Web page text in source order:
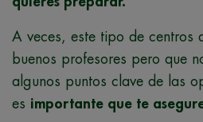
A veces, este tipo de centros
buenos profesores pero que
algunos puntos clave de las
es importante que te